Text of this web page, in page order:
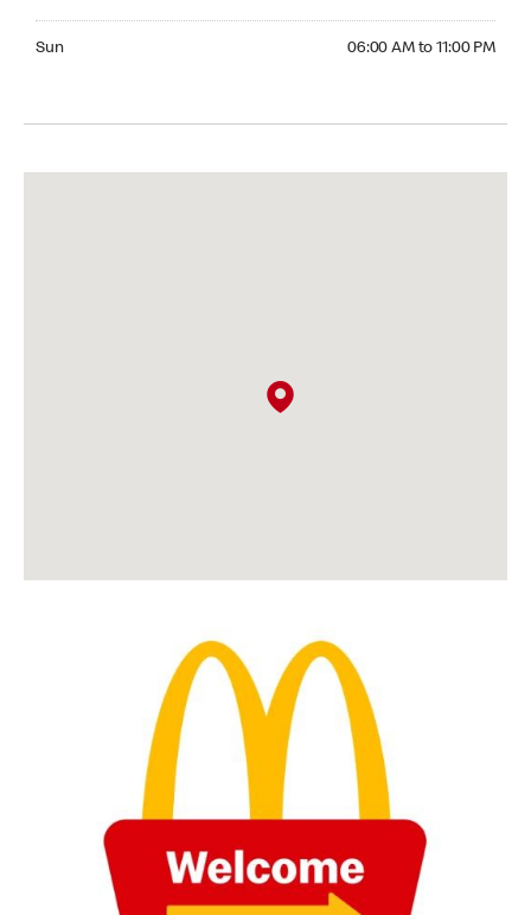
Sun 06:00 AM to 11:00 PM